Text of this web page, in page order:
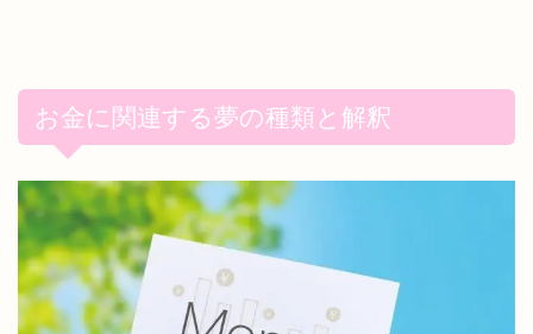
お金に関連する夢の種類と解釈